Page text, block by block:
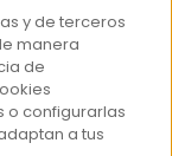
y de terceros
manera
de
o configurarlas
a tus